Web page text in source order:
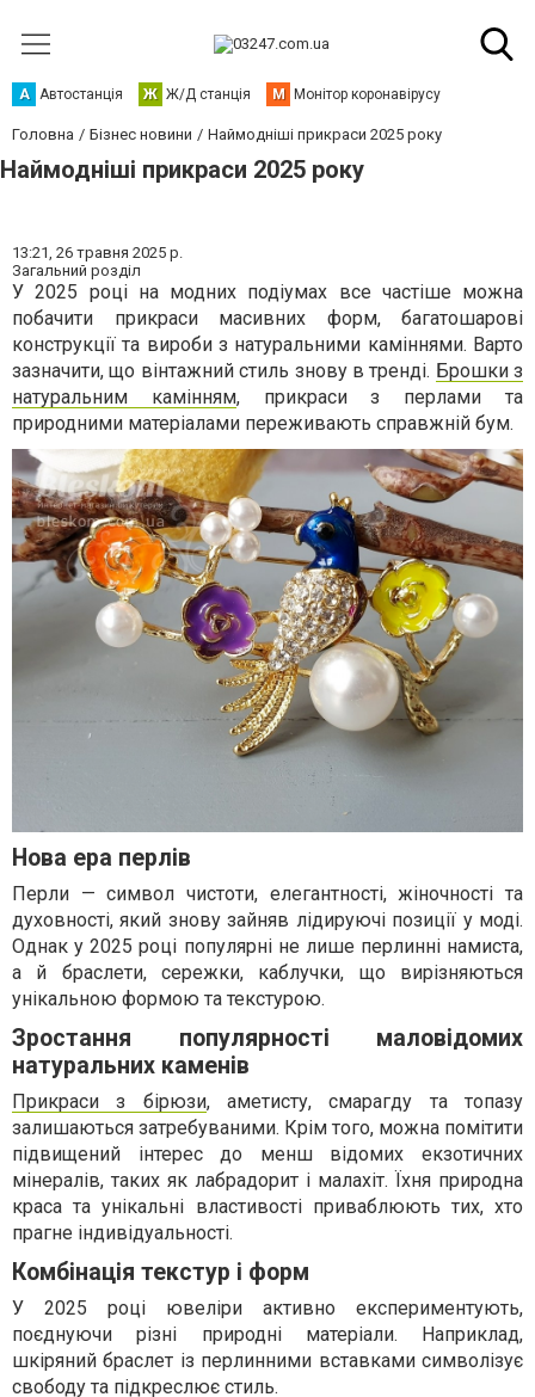
А Автостанція Ж Ж/Д станція М Монітор коронавірусу
Головна Бізнес новини Наймодніші прикраси 2025 року
Наймодніші прикраси 2025 року
13:21, 26 травня 2025 р.
Загальний розділ
У 2025 році на модних подіумах все частіше можна
побачити прикраси масивних форм, багатошарові
конструкції та вироби з натуральними каміннями. Варто
зазначити, що вінтажний стиль знову в тренді. Брошки з
натуральним камінням, прикраси з перлами та
природними матеріалами переживають справжній бум.
Нова ера перлів
Перли — символ чистоти, елегантності, жіночності та
духовності, який знову зайняв лідируючі позиції у моді.
Однак у 2025 році популярні не лише перлинні намиста,
а й браслети, сережки, каблучки, що вирізняються
унікальною формою та текстурою.
Зростання популярності маловідомих
натуральних каменів
Прикраси з бірюзи, аметисту, смарагду та топазу
залишаються затребуваними. Крім того, можна помітити
підвищений інтерес до менш відомих екзотичних
мінералів, таких як лабрадорит і малахіт. Їхня природна
краса та унікальні властивості приваблюють тих, хто
прагне індивідуальності.
Комбінація текстур і форм
У 2025 році ювеліри активно експериментують,
поєднуючи різні природні матеріали. Наприклад,
шкіряний браслет із перлинними вставками символізує
свободу та підкреслює стиль.